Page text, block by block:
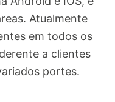
Atualmente
em todos os
a clientes
portes.